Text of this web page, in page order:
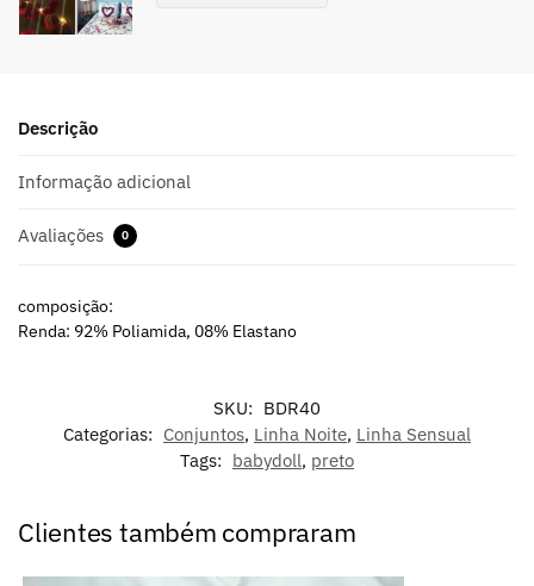
Descrição
Informação adicional
Avaliações 0
composição:
Renda: 92% Poliamida, 08% Elastano
SKU: BDR40
Categorias: Conjuntos, Linha Noite, Linha Sensual
Tags: babydoll, preto
Clientes também compraram